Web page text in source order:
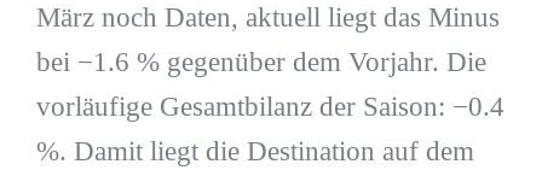
März noch Daten, aktuell liegt das Minus
bei −1.6 % gegenüber dem Vorjahr. Die
vorläufige Gesamtbilanz der Saison: −0.4
%. Damit liegt die Destination auf dem